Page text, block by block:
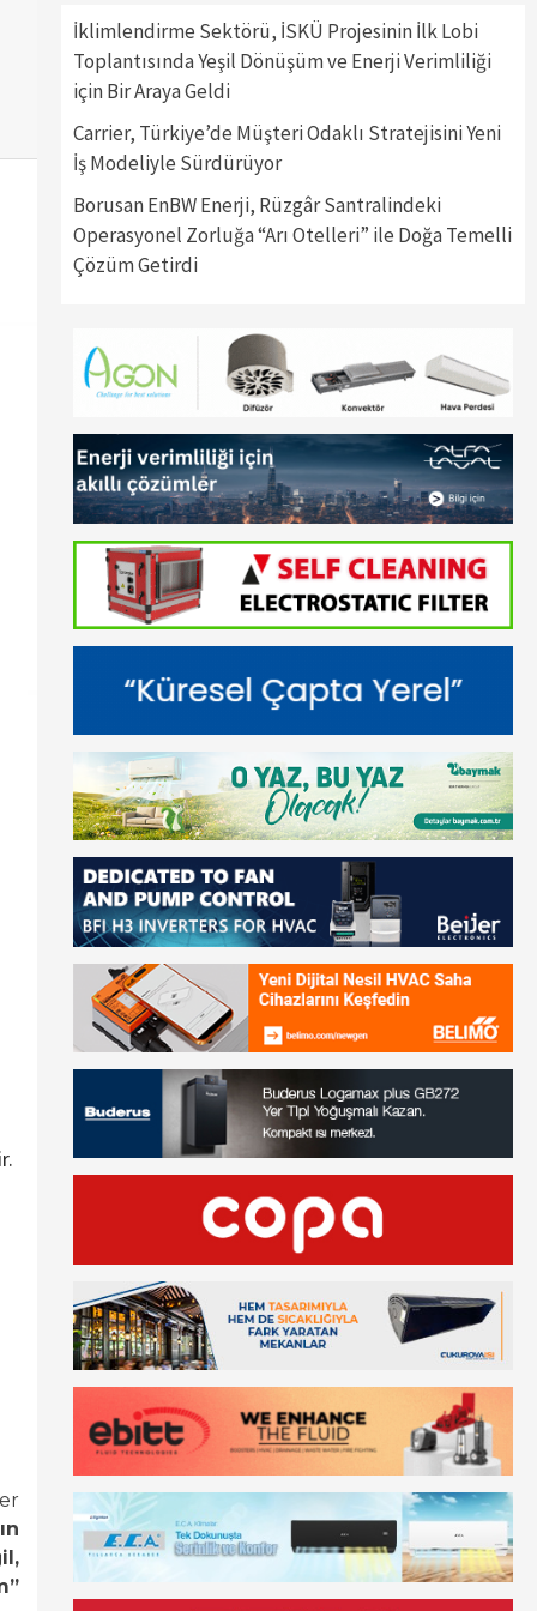
İklimlendirme Sektörü, İSKÜ Projesinin İlk Lobi
Toplantısında Yeşil Dönüşüm ve Enerji Verimliliği
için Bir Araya Geldi
Carrier, Türkiye’de Müşteri Odaklı Stratejisini Yeni
İş Modeliyle Sürdürüyor
Borusan EnBW Enerji, Rüzgâr Santralindeki
Operasyonel Zorluğa “Arı Otelleri” ile Doğa Temelli
Çözüm Getirdi